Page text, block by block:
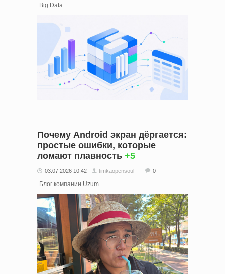
Big Data
Почему Android экран дёргается:
простые ошибки, которые
ломают плавность +5
03.07.2026 10:42 timkaopensoul 0
Блог компании Uzum